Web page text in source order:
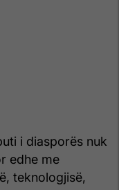
i diasporës nuk
edhe me
teknologjisë,